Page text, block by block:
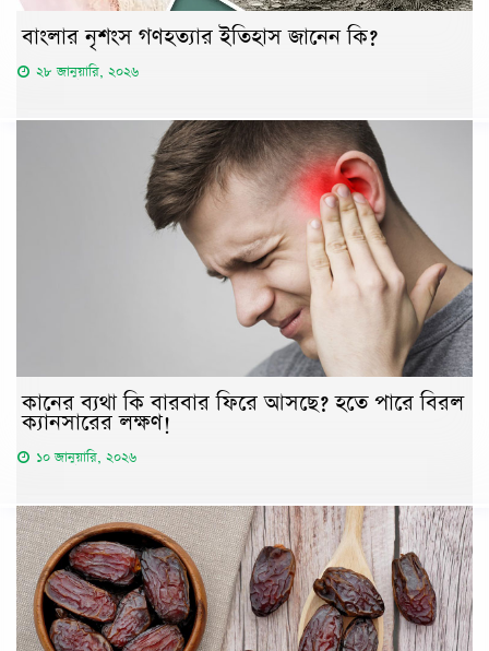
বাংলার নৃশংস গণহত্যার ইতিহাস জানেন কি?
২৮ জানুয়ারি, ২০২৬
কানের ব্যথা কি বারবার ফিরে আসছে? হতে পারে বিরল
ক্যানসারের লক্ষণ!
১০ জানুয়ারি, ২০২৬